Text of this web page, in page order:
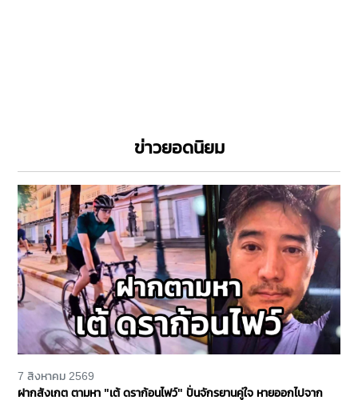
ข่าวยอดนิยม
7 สิงหาคม 2569
ฝากสังเกต ตามหา "เต้ ดราก้อนไฟว์" ปั่นจักรยานคู่ใจ หายออกไปจาก